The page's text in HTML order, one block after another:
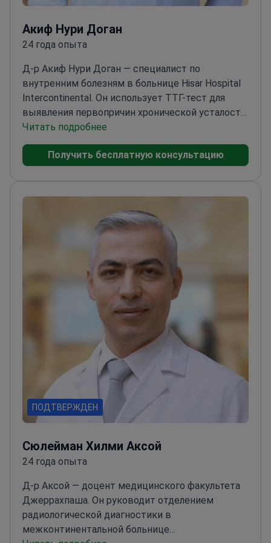
Акиф Нури Доган
24 года опыта
Д-р Акиф Нури Доган — специалист по
внутренним болезням в больнице Hisar Hospital
Intercontinental. Он использует ТТГ-тест для
выявления первопричин хронической усталости
и нехватки энергии.
образование на медицинском факультете
Стамбульского университета
исследовательской больнице Безмиалем Вакиф
ГуребаСпециализируется на метаболическом
здоровье и планировании контроля веса
опыт работы в многопрофильных клинических
учреждениях, включая военные и
государственные больницыОбеспечивает
долгосрочное наблюдение за хроническими
заболеваниями у взрослых
Читать подробнее
Получить бесплатную консультацию
ПОДТВЕРЖДЕН
Сюлейман Хилми Аксой
24 года опыта
Д-р Аксой — доцент медицинского факультета
Джеррахпаша. Он руководит отделением
радиологической диагностики в
межконтинентальной больнице